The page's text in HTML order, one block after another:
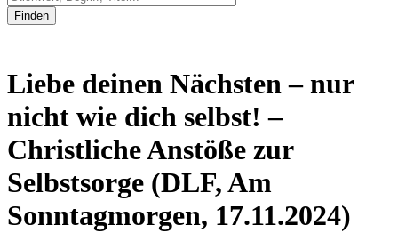
Finden
Liebe deinen Nächsten – nur
nicht wie dich selbst! –
Christliche Anstöße zur
Selbstsorge (DLF, Am
Sonntagmorgen, 17.11.2024)